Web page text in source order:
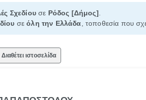
Σχεδίουσε Ρόδος [Δήμος]
σεόλη την Ελλάδα , τοποθεσία που
Διαθέτει ιστοσελίδα